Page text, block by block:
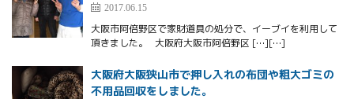
2017.06.15
大阪市阿倍野区で家財道具の処分で、イーブイを利用して
頂きました。 大阪府大阪市阿倍野区 […][…]
大阪府大阪狭山市で押し入れの布団や粗大ゴミの
不用品回収をしました。